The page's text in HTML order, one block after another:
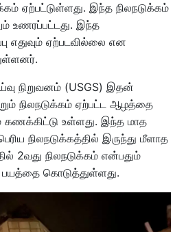
ஏற்பட்டுள்ளது. இந்த நிலநடுக்கம்
உணரப்பட்டது. இந்த
எதுவும் ஏற்படவில்லை என
நிறுவனம் (USGS) இதன்
நிலநடுக்கம் ஏற்பட்ட ஆழத்தை
கணக்கிட்டு உள்ளது. இந்த மாத
நிலநடுக்கத்தில் இருந்து மீளாத
2வது நிலநடுக்கம் என்பதும்
பயத்தை கொடுத்துள்ளது.